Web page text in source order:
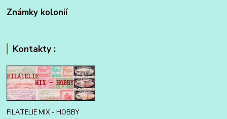
Známky kolonií
Kontakty :
FILATELIE MIX - HOBBY